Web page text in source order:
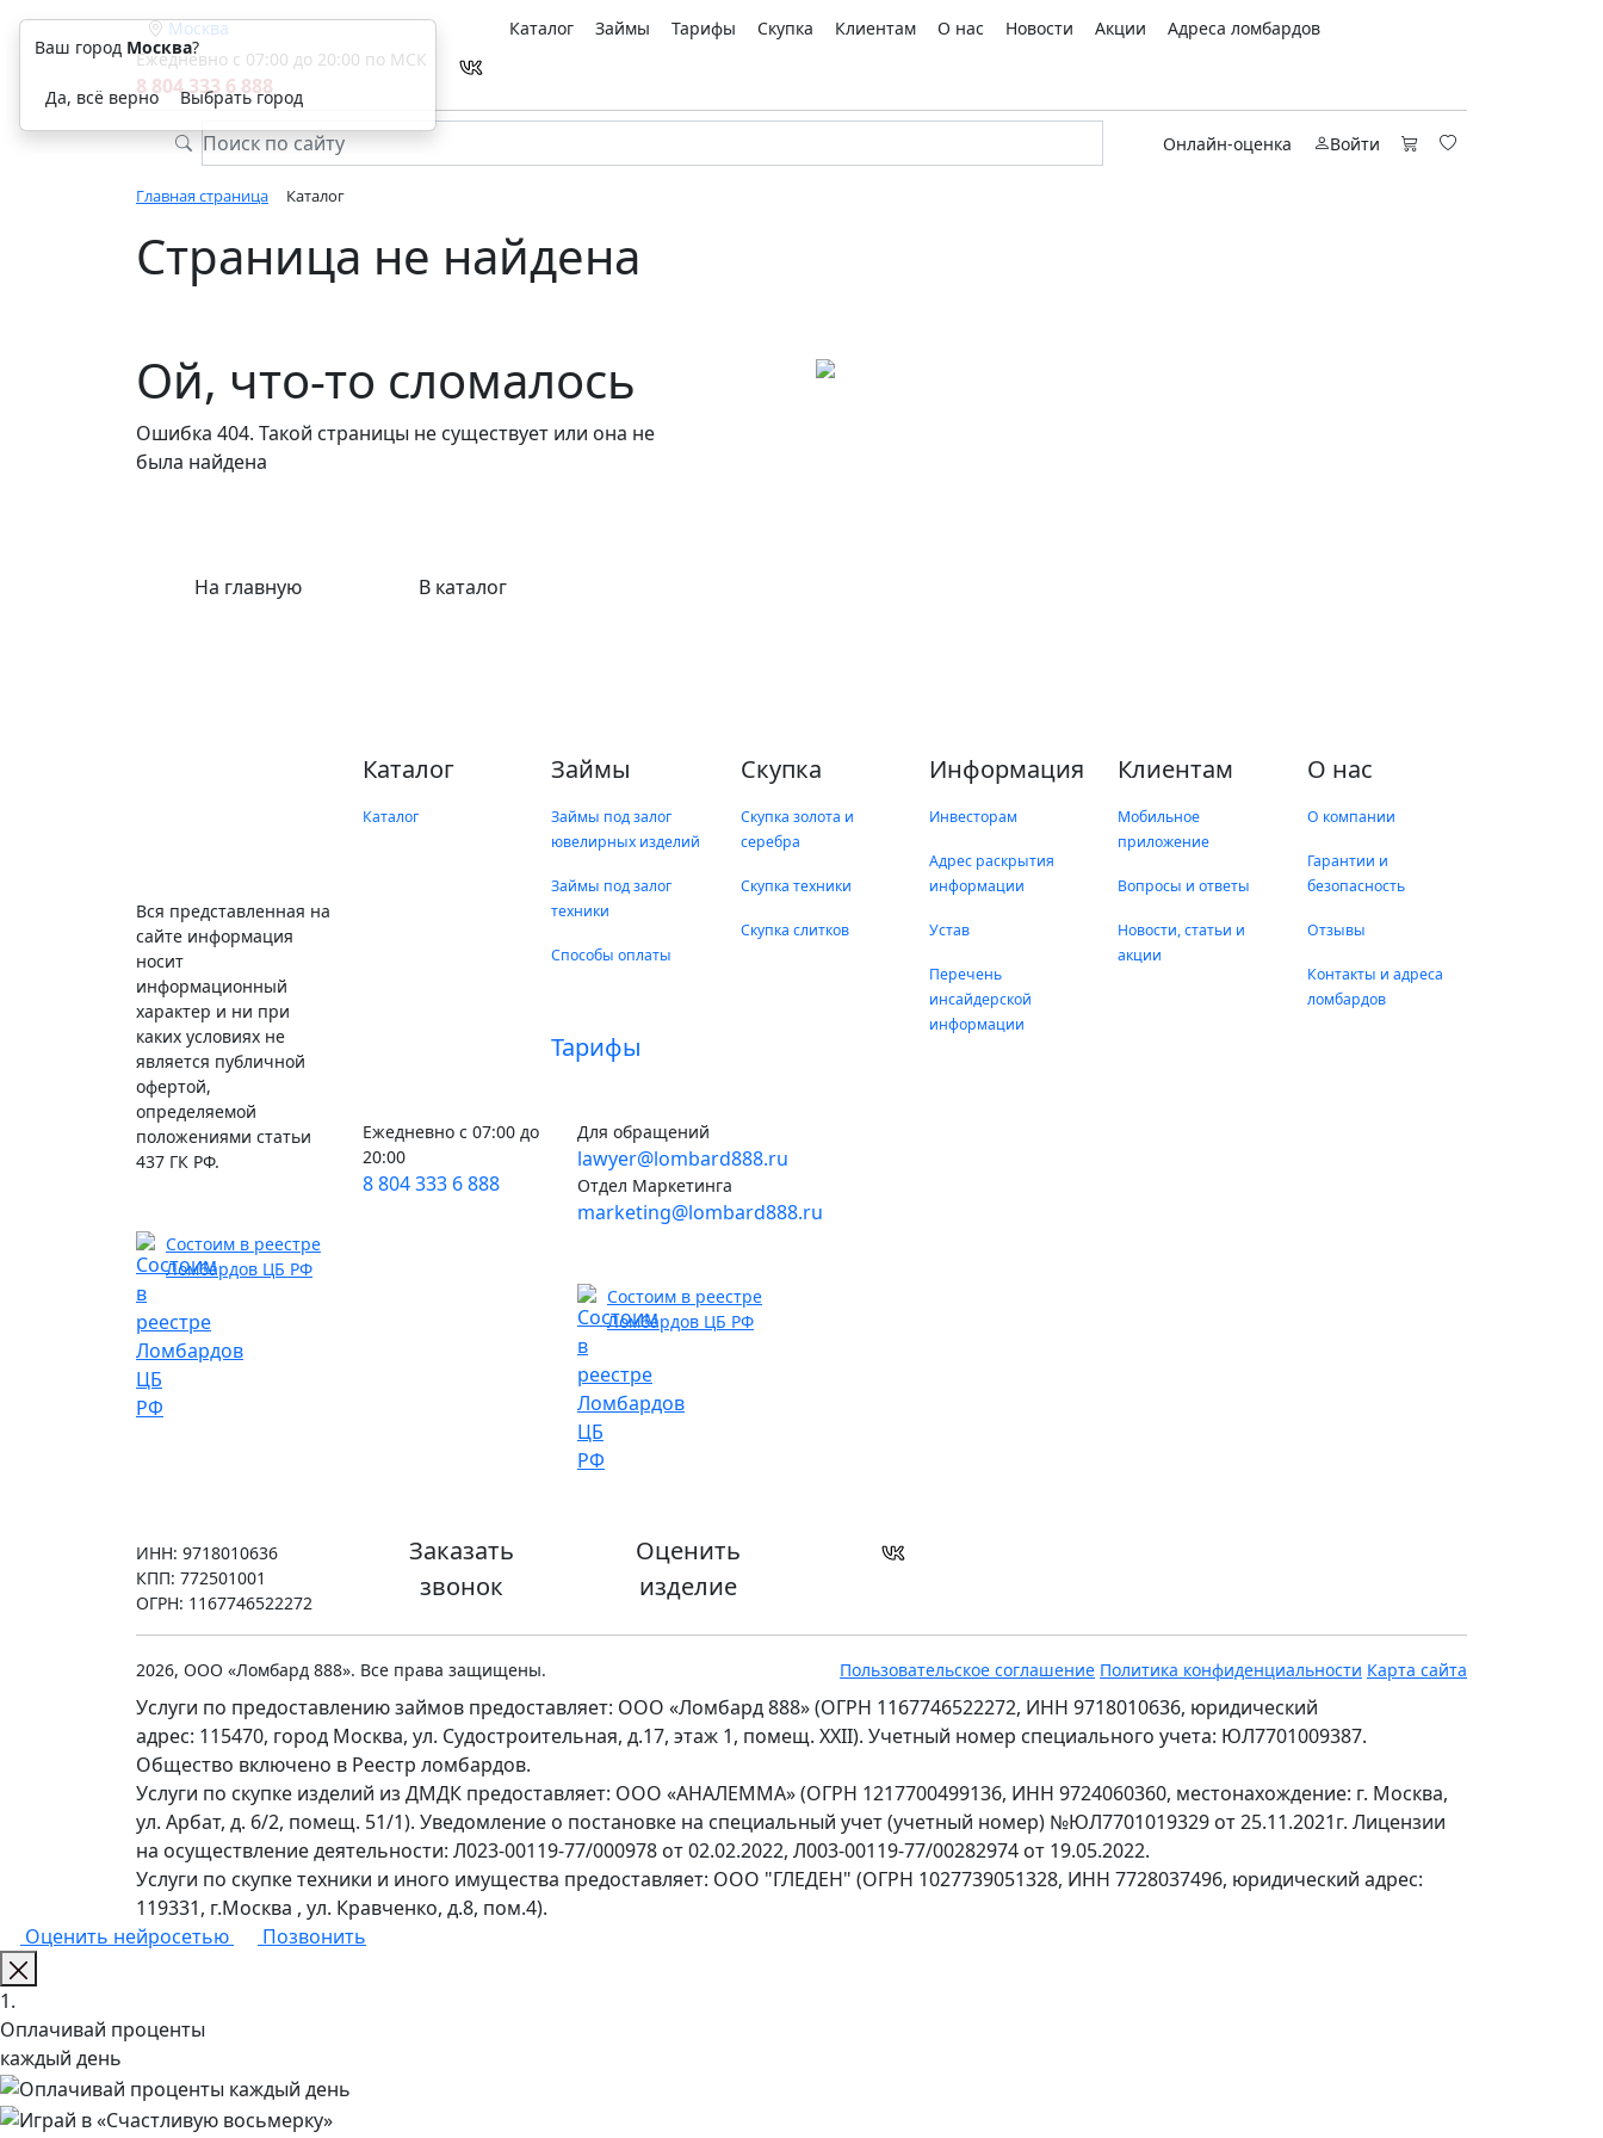
Москва Каталог Займы Тарифы Скупка Клиентам О нас Новости Акции
Адреса ломбардов
Ежедневно с 07:00 до 20:00 по МСК
8 804 333 6 888
Онлайн-оценка Войти
Главная страница Каталог
Страница не найдена
Ой, что-то сломалось
Ошибка 404. Такой страницы не существует или она не
была найдена
На главную В каталог
Вся представленная на
сайте информация
носит
информационный
характер и ни при
каких условиях не
является публичной
офертой,
определяемой
положениями статьи
437 ГК РФ.
Состоим в реестре
Ломбардов ЦБ РФ
ИНН: 9718010636
КПП: 772501001
ОГРН: 1167746522272
Каталог
Каталог
Займы
Займы под залог
ювелирных изделий
Займы под залог
техники
Способы оплаты
Тарифы
Скупка
Скупка золота и
серебра
Скупка техники
Скупка слитков
Информация
Инвесторам
Адрес раскрытия
информации
Устав
Перечень
инсайдерской
информации
Клиентам
Мобильное
приложение
Вопросы и ответы
Новости, статьи и
акции
О нас
О компании
Гарантии и
безопасность
Отзывы
Контакты и адреса
ломбардов
Ежедневно с 07:00 до
20:00
8 804 333 6 888
Для обращений
lawyer@lombard888.ru
Отдел Маркетинга
marketing@lombard888.ru
Состоим в реестре
Ломбардов ЦБ РФ
Заказать
звонок
Оценить
изделие
2026, ООО «Ломбард 888». Все права защищены. Пользовательское соглашение Политика конфиденциальности Карта сайта
Услуги по предоставлению займов предоставляет: ООО «Ломбард 888» (ОГРН 1167746522272, ИНН 9718010636, юридический
адрес: 115470, город Москва, ул. Судостроительная, д.17, этаж 1, помещ. XXII). Учетный номер специального учета: ЮЛ7701009387.
Общество включено в Реестр ломбардов.
Услуги по скупке изделий из ДМДК предоставляет: ООО «АНАЛЕММА» (ОГРН 1217700499136, ИНН 9724060360, местонахождение: г. Москва,
ул. Арбат, д. 6/2, помещ. 51/1). Уведомление о постановке на специальный учет (учетный номер) №ЮЛ7701019329 от 25.11.2021г. Лицензии
на осуществление деятельности: Л023-00119-77/000978 от 02.02.2022, Л003-00119-77/00282974 от 19.05.2022.
Услуги по скупке техники и иного имущества предоставляет: ООО "ГЛЕДЕН" (ОГРН 1027739051328, ИНН 7728037496, юридический адрес:
119331, г.Москва , ул. Кравченко, д.8, пом.4).
Оценить нейросетью
Позвонить
Ваш город Москва?
Да, всё верно Выбрать город
1.
Оплачивай проценты
каждый день